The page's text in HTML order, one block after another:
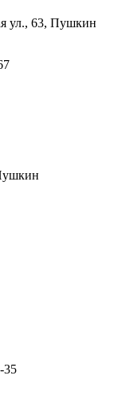
ул., 63, Пушкин
35